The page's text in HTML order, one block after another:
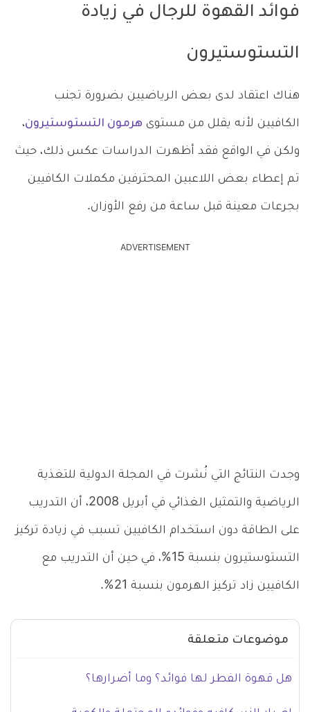
فوائد القهوة للرجال في زيادة
التستوستيرون
هناك اعتقاد لدى بعض الرياضيين بضرورة تجنب
الكافيين لأنه يقلل من مستوى هرمون التستوستيرون،
ولكن في الواقع فقد أظهرت الدراسات عكس ذلك، حيث
تم إعطاء بعض اللاعبين المحترفين مكملات الكافيين
بجرعات معينة قبل ساعة من رفع الأوزان.
ADVERTISEMENT
وجدت النتائج التي نُشرت في المجلة الدولية للتغذية
الرياضية والتمثيل الغذائي في أبريل 2008، أن التدريب
على الطاقة دون استخدام الكافيين تسبب في زيادة تركيز
التستوستيرون بنسبة 15%، في حين أن التدريب مع
الكافيين زاد تركيز الهرمون بنسبة 21%.
موضوعات متعلقة
هل قهوة الفطر لها فوائد؟ وما أضرارها؟